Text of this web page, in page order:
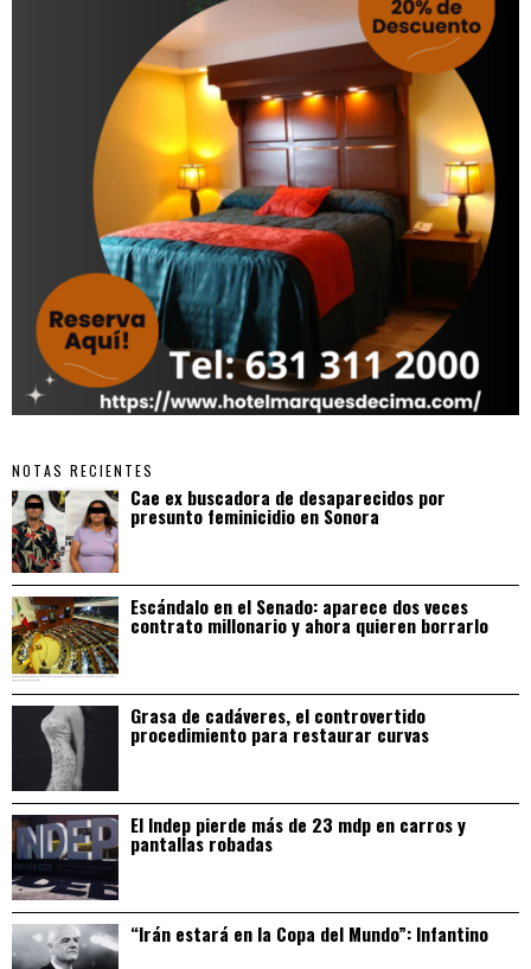
NOTAS RECIENTES
Cae ex buscadora de desaparecidos por
presunto feminicidio en Sonora
Escándalo en el Senado: aparece dos veces
contrato millonario y ahora quieren borrarlo
Grasa de cadáveres, el controvertido
procedimiento para restaurar curvas
El Indep pierde más de 23 mdp en carros y
pantallas robadas
“Irán estará en la Copa del Mundo”: Infantino